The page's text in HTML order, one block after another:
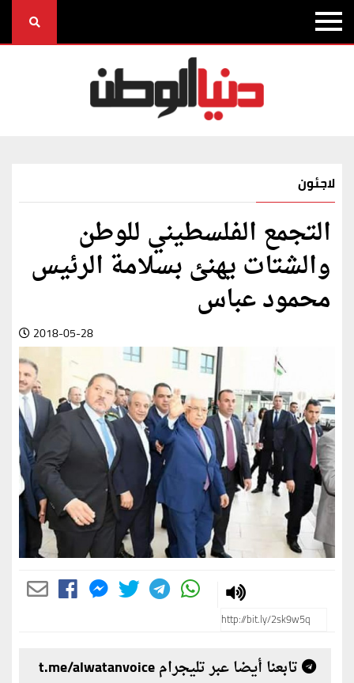
لاجئون
التجمع الفلسطيني للوطن
والشتات يهنئ بسلامة الرئيس
محمود عباس
2018-05-28
تابعنا أيضا عبر تليجرام t.me/alwatanvoice